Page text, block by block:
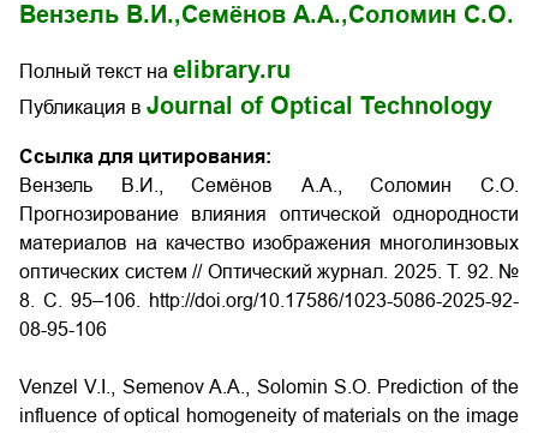
Вензель В.И.,Семёнов А.А.,Соломин С.О.
Полный текст на elibrary.ru
Публикация в Journal of Optical Technology
Ссылка для цитирования:
Вензель В.И., Семёнов А.А., Соломин С.О.
Прогнозирование влияния оптической однородности
материалов на качество изображения многолинзовых
оптических систем // Оптический журнал. 2025. Т. 92. №
8. С. 95–106. http://doi.org/10.17586/1023-5086-2025-92-
08-95-106
Venzel V.I., Semenov A.A., Solomin S.O. Prediction of the
influence of optical homogeneity of materials on the image